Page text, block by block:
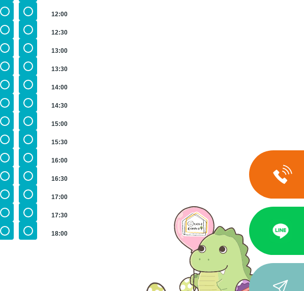
12:00
12:30
13:00
13:30
14:00
14:30
15:00
15:30
16:00
16:30
17:00
17:30
18:00